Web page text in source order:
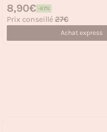
Prix soldé
8,90€ -67%
Prix habituel
Prix conseillé 27€
Achat express